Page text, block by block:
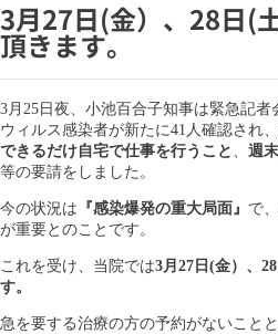
3月27日(金）、28日(
頂きます。
3月25日夜、小池百合子知事は緊急記
ウィルス感染者が新たに41人確認され
できるだけ自宅で仕事を行うこと 、 週
等の要請をしました。
今の状況は 『感染爆発の重大局面』 で
が重要とのことです。
これを受け、当院では3月27日(金）、
す。
急を要する治療の方の予約がないこと